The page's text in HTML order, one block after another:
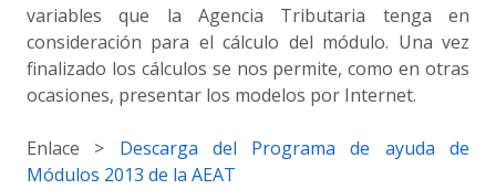
variables que la Agencia Tributaria tenga en
consideración para el cálculo del módulo. Una vez
finalizado los cálculos se nos permite, como en otras
ocasiones, presentar los modelos por Internet.
Enlace > Descarga del Programa de ayuda de
Módulos 2013 de la AEAT